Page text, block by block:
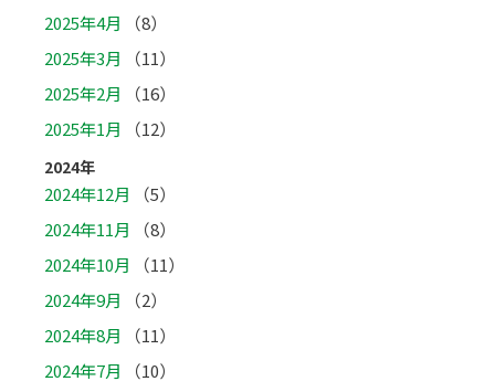
2025年4月
（8）
2025年3月
（11）
2025年2月
（16）
2025年1月
（12）
2024年
2024年12月
（5）
2024年11月
（8）
2024年10月
（11）
2024年9月
（2）
2024年8月
（11）
2024年7月
（10）